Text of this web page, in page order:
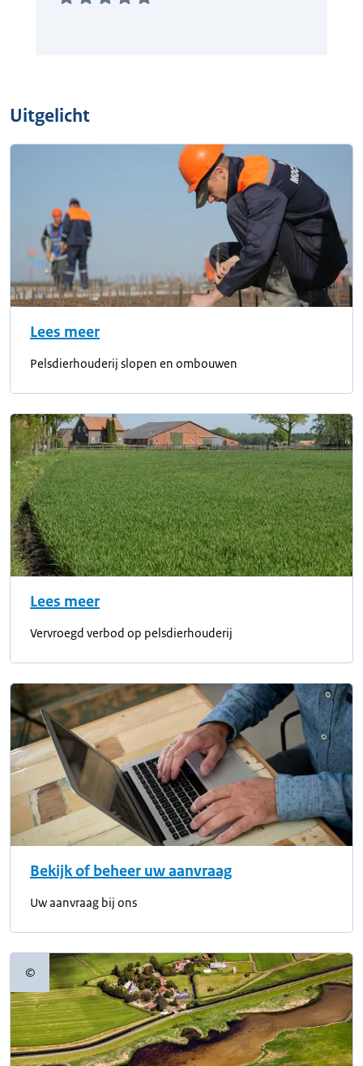
Uitgelicht
Lees meer
Pelsdierhouderij slopen en ombouwen
Lees meer
Vervroegd verbod op pelsdierhouderij
Bekijk of beheer uw aanvraag
Uw aanvraag bij ons
©Copyrightinformatie